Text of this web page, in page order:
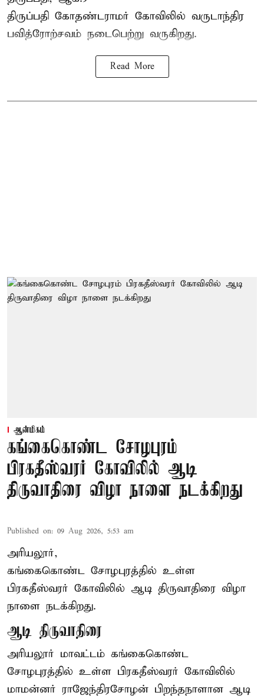
திருப்பதி கோதண்டராமர் கோவிலில் வருடாந்திர
பவித்ரோற்சவம் நடைபெற்று வருகிறது.
Read More
ஆன்மிகம்
கங்கைகொண்ட சோழபுரம்
பிரகதீஸ்வரர் கோவிலில் ஆடி
திருவாதிரை விழா நாளை நடக்கிறது
Published on: 09 Aug 2026, 5:53 am
அரியலூர்,
கங்கைகொண்ட சோழபுரத்தில் உள்ள
பிரகதீஸ்வரர் கோவிலில் ஆடி திருவாதிரை விழா
நாளை நடக்கிறது.
ஆடி திருவாதிரை
அரியலூர் மாவட்டம் கங்கைகொண்ட
சோழபுரத்தில் உள்ள பிரகதீஸ்வரர் கோவிலில்
மாமன்னர் ராஜேந்திரசோழன் பிறந்தநாளான ஆடி